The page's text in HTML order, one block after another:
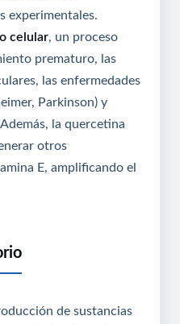
experimentales.
celular , un proceso
prematuro, las
las enfermedades
Parkinson) y
la quercetina
otros
E, amplificando el
de sustancias